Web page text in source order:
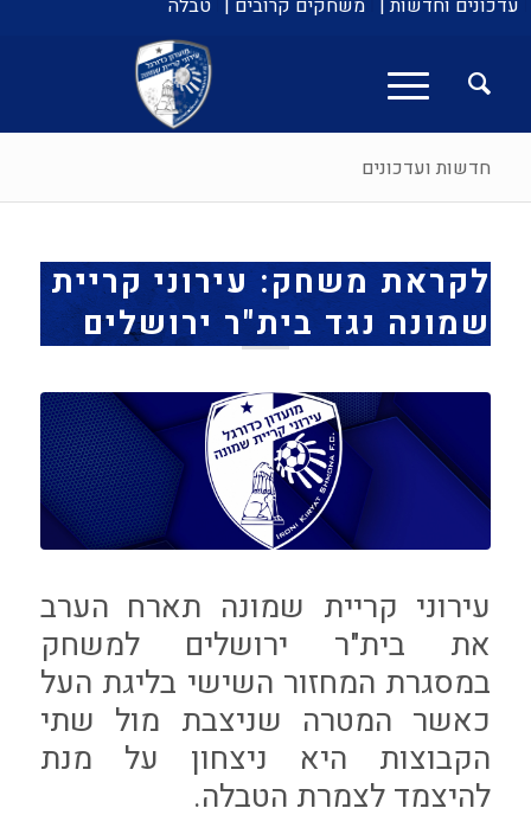
עדכונים וחדשות | משחקים קרובים | טבלה
חדשות ועדכונים
לקראת משחק: עירוני קריית
שמונה נגד בית"ר ירושלים
עירוני קריית שמונה תארח הערב
את בית"ר ירושלים למשחק
במסגרת המחזור השישי בליגת העל
כאשר המטרה שניצבת מול שתי
הקבוצות היא ניצחון על מנת
להיצמד לצמרת הטבלה.